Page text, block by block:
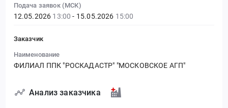
Подача заявок (МСК)
12.05.2026 13:00 - 15.05.2026 15:00
Заказчик
Наименование
ФИЛИАЛ ППК "РОСКАДАСТР" "МОСКОВСКОЕ АГП"
Анализ заказчика